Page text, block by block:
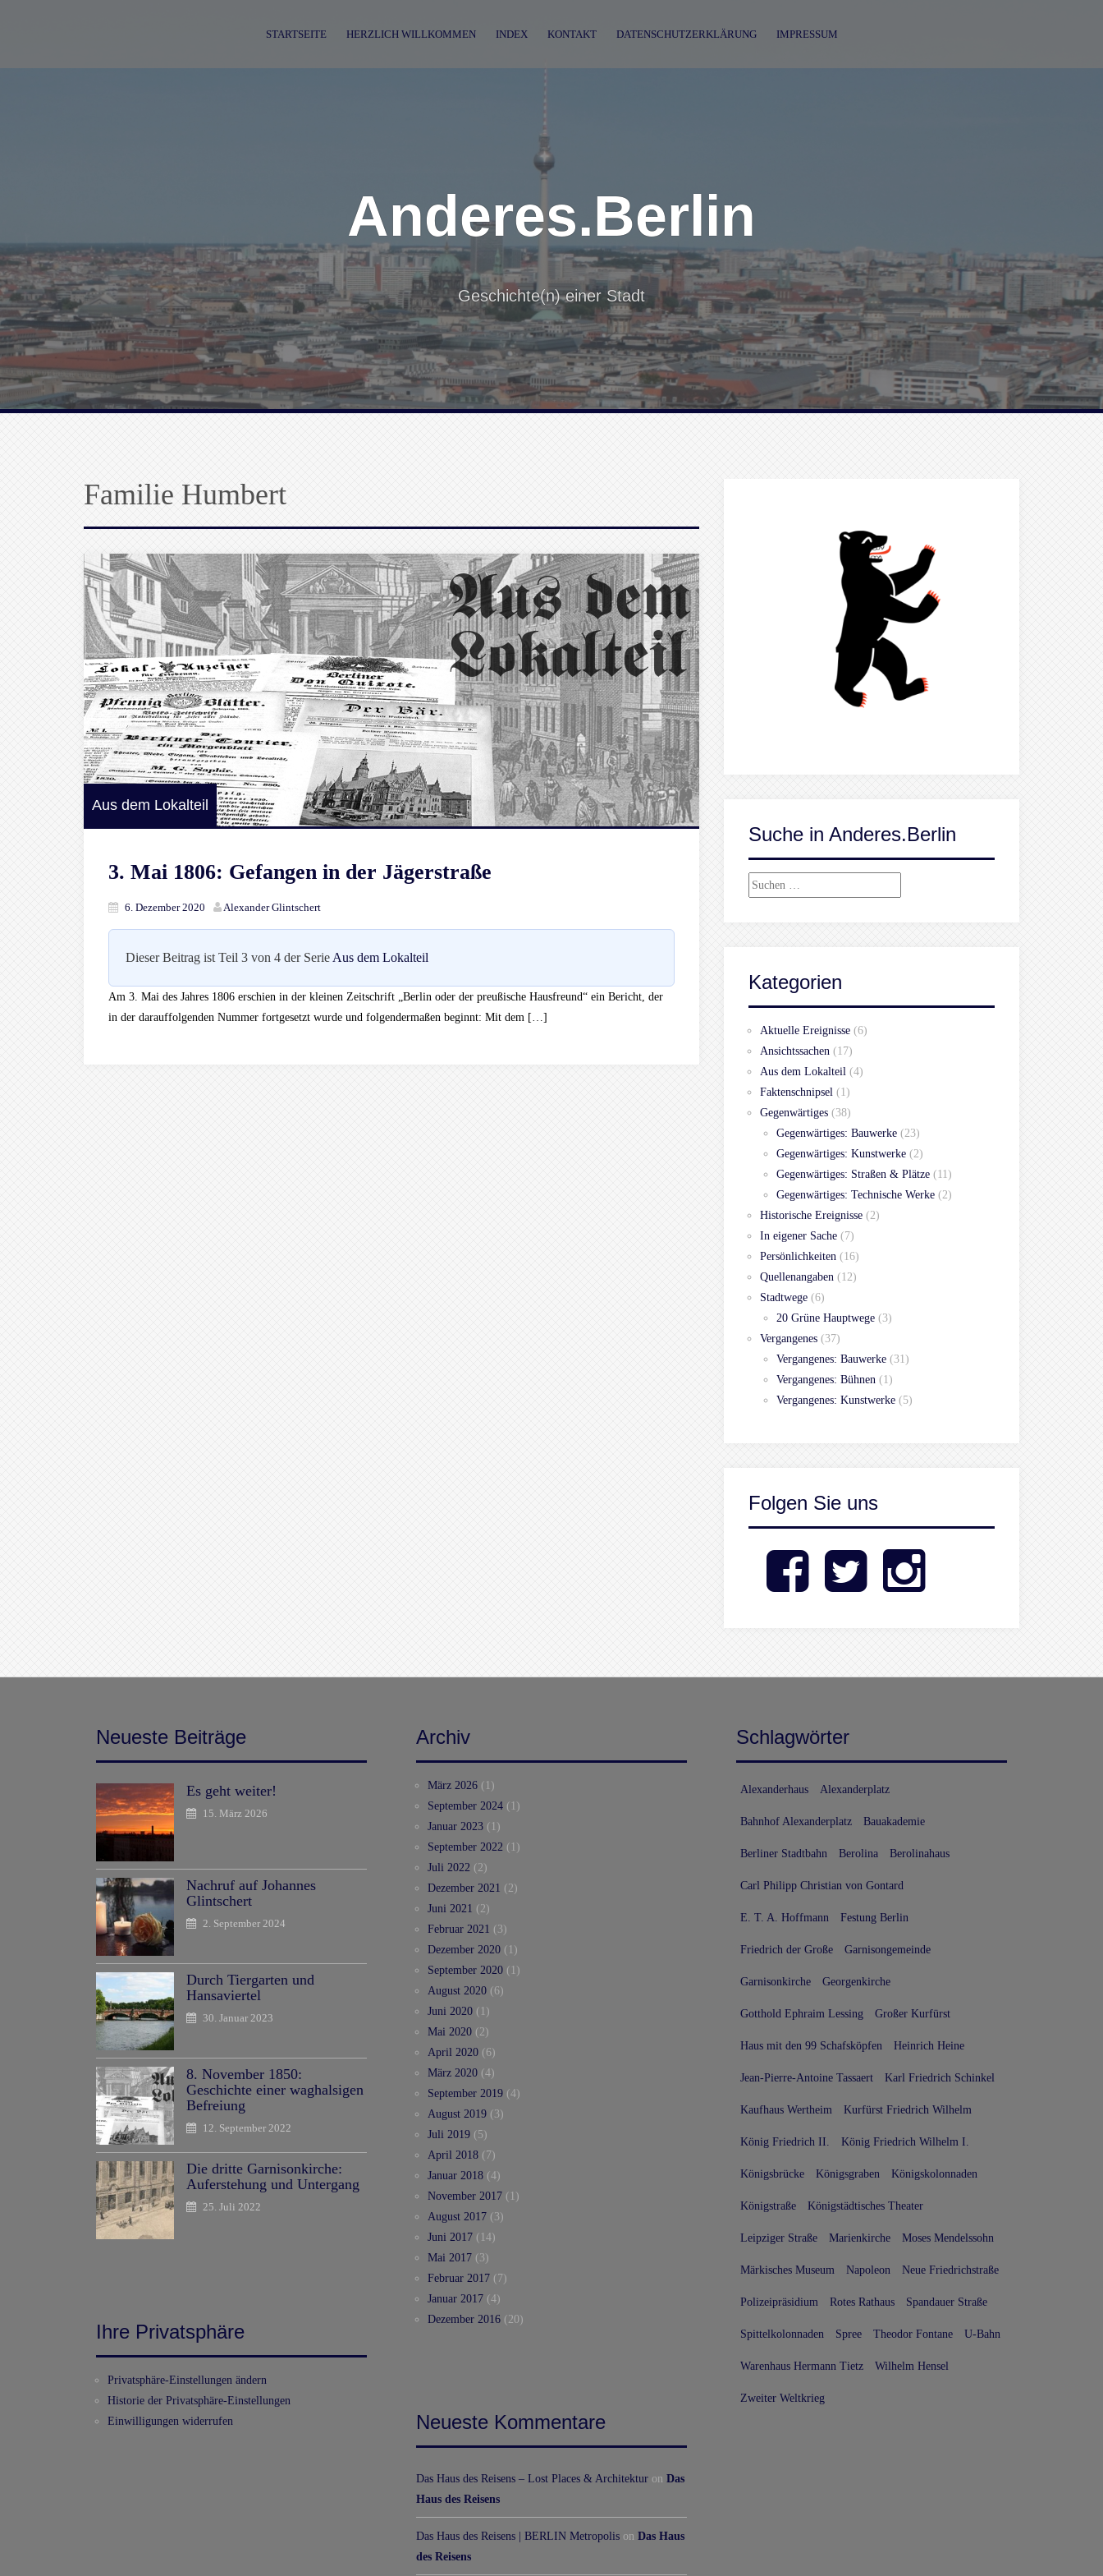
STARTSEITE HERZLICH WILLKOMMEN INDEX KONTAKT DATENSCHUTZERKLÄRUNG IMPRESSUM
Anderes.Berlin
Geschichte(n) einer Stadt
Familie Humbert
Aus dem Lokalteil
3. Mai 1806: Gefangen in der Jägerstraße
6. Dezember 2020 Alexander Glintschert
Dieser Beitrag ist Teil 3 von 4 der Serie Aus dem Lokalteil
Am 3. Mai des Jahres 1806 erschien in der kleinen Zeitschrift „Berlin oder der preußische Hausfreund“ ein Bericht, der
in der darauffolgenden Nummer fortgesetzt wurde und folgendermaßen beginnt: Mit dem […]
Suche in Anderes.Berlin
Suchen
Kategorien
Aktuelle Ereignisse (6)
Ansichtssachen (17)
Aus dem Lokalteil (4)
Faktenschnipsel (1)
Gegenwärtiges (38)
Gegenwärtiges: Bauwerke (23)
Gegenwärtiges: Kunstwerke (2)
Gegenwärtiges: Straßen & Plätze (11)
Gegenwärtiges: Technische Werke (2)
Historische Ereignisse (2)
In eigener Sache (7)
Persönlichkeiten (16)
Quellenangaben (12)
Stadtwege (6)
20 Grüne Hauptwege (3)
Vergangenes (37)
Vergangenes: Bauwerke (31)
Vergangenes: Bühnen (1)
Vergangenes: Kunstwerke (5)
Folgen Sie uns
Facebook Twitter Instagram
Neueste Beiträge
Es geht weiter!
15. März 2026
Nachruf auf Johannes
Glintschert
2. September 2024
Durch Tiergarten und
Hansaviertel
30. Januar 2023
8. November 1850:
Geschichte einer waghalsigen
Befreiung
12. September 2022
Die dritte Garnisonkirche:
Auferstehung und Untergang
25. Juli 2022
Ihre Privatsphäre
Privatsphäre-Einstellungen ändern
Historie der Privatsphäre-Einstellungen
Einwilligungen widerrufen
Archiv
März 2026 (1)
September 2024 (1)
Januar 2023 (1)
September 2022 (1)
Juli 2022 (2)
Dezember 2021 (2)
Juni 2021 (2)
Februar 2021 (3)
Dezember 2020 (1)
September 2020 (1)
August 2020 (6)
Juni 2020 (1)
Mai 2020 (2)
April 2020 (6)
März 2020 (4)
September 2019 (4)
August 2019 (3)
Juli 2019 (5)
April 2018 (7)
Januar 2018 (4)
November 2017 (1)
August 2017 (3)
Juni 2017 (14)
Mai 2017 (3)
Februar 2017 (7)
Januar 2017 (4)
Dezember 2016 (20)
Neueste Kommentare
Das Haus des Reisens – Lost Places & Architektur on Das
Haus des Reisens
Das Haus des Reisens | BERLIN Metropolis on Das Haus
des Reisens
Schlagwörter
Alexanderhaus Alexanderplatz
Bahnhof Alexanderplatz Bauakademie
Berliner Stadtbahn Berolina Berolinahaus
Carl Philipp Christian von Gontard
E. T. A. Hoffmann Festung Berlin
Friedrich der Große Garnisongemeinde
Garnisonkirche Georgenkirche
Gotthold Ephraim Lessing Großer Kurfürst
Haus mit den 99 Schafsköpfen Heinrich Heine
Jean-Pierre-Antoine Tassaert Karl Friedrich Schinkel
Kaufhaus Wertheim Kurfürst Friedrich Wilhelm
König Friedrich II. König Friedrich Wilhelm I.
Königsbrücke Königsgraben Königskolonnaden
Königstraße Königstädtisches Theater
Leipziger Straße Marienkirche Moses Mendelssohn
Märkisches Museum Napoleon Neue Friedrichstraße
Polizeipräsidium Rotes Rathaus Spandauer Straße
Spittelkolonnaden Spree Theodor Fontane U-Bahn
Warenhaus Hermann Tietz Wilhelm Hensel
Zweiter Weltkrieg